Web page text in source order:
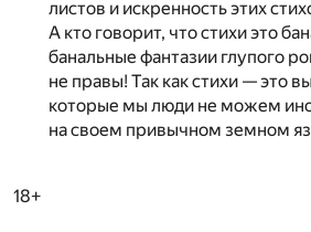
листов и искренность этих
А кто говорит, что стихи это
банальные фантазии глупого
не правы! Так как стихи — это
которые мы люди не можем
на своем привычном земном
18+